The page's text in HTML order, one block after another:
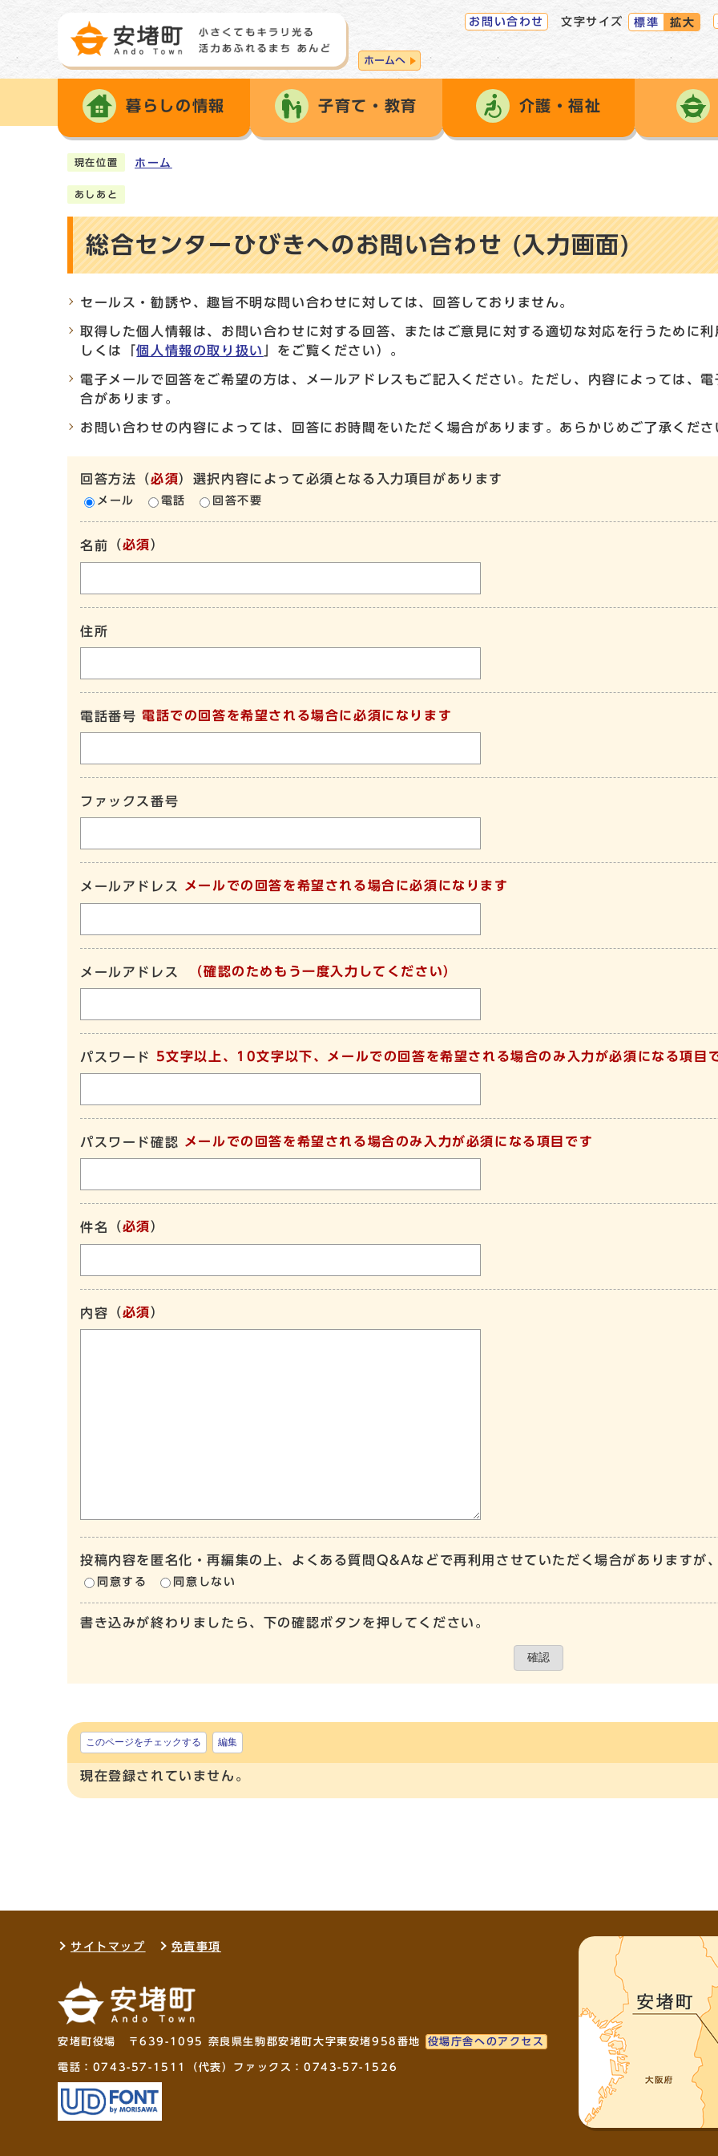
ホームへ
お問い合わせ 文字サイズ 標準 拡大
暮らしの情報 子育て・教育 介護・福祉
現在位置 ホーム
あしあと
総合センターひびきへのお問い合わせ (入力画面)
セールス・勧誘や、趣旨不明な問い合わせに対しては、回答しておりません。
取得した個人情報は、お問い合わせに対する回答、またはご意見に対する適切な対応を行うために
しくは「個人情報の取り扱い 」をご覧ください）。
電子メールで回答をご希望の方は、メールアドレスもご記入ください。ただし、内容によっては、
合があります。
お問い合わせの内容によっては、回答にお時間をいただく場合があります。あらかじめご了承くださ
回答方法 （必須）選択内容によって必須となる入力項目があります
メール 電話 回答不要
名前 （必須）
住所
電話番号 電話での回答を希望される場合に必須になります
ファックス番号
メールアドレス メールでの回答を希望される場合に必須になります
メールアドレス （確認のためもう一度入力してください）
パスワード 5文字以上、10文字以下、メールでの回答を希望される場合のみ入力が必須になる項目
パスワード確認 メールでの回答を希望される場合のみ入力が必須になる項目です
件名 （必須）
内容 （必須）
投稿内容を匿名化・再編集の上、よくある質問Q&Aなどで再利用させていただく場合がありますが
同意する 同意しない
書き込みが終わりましたら、下の確認ボタンを押してください。
確認
このページをチェックする 編集
現在登録されていません。
サイトマップ 免責事項
安堵町役場 〒639-1095 奈良県生駒郡安堵町大字東安堵958番地 役場庁舎へのアクセス
電話： 0743-57-1511 （代表）ファックス：0743-57-1526